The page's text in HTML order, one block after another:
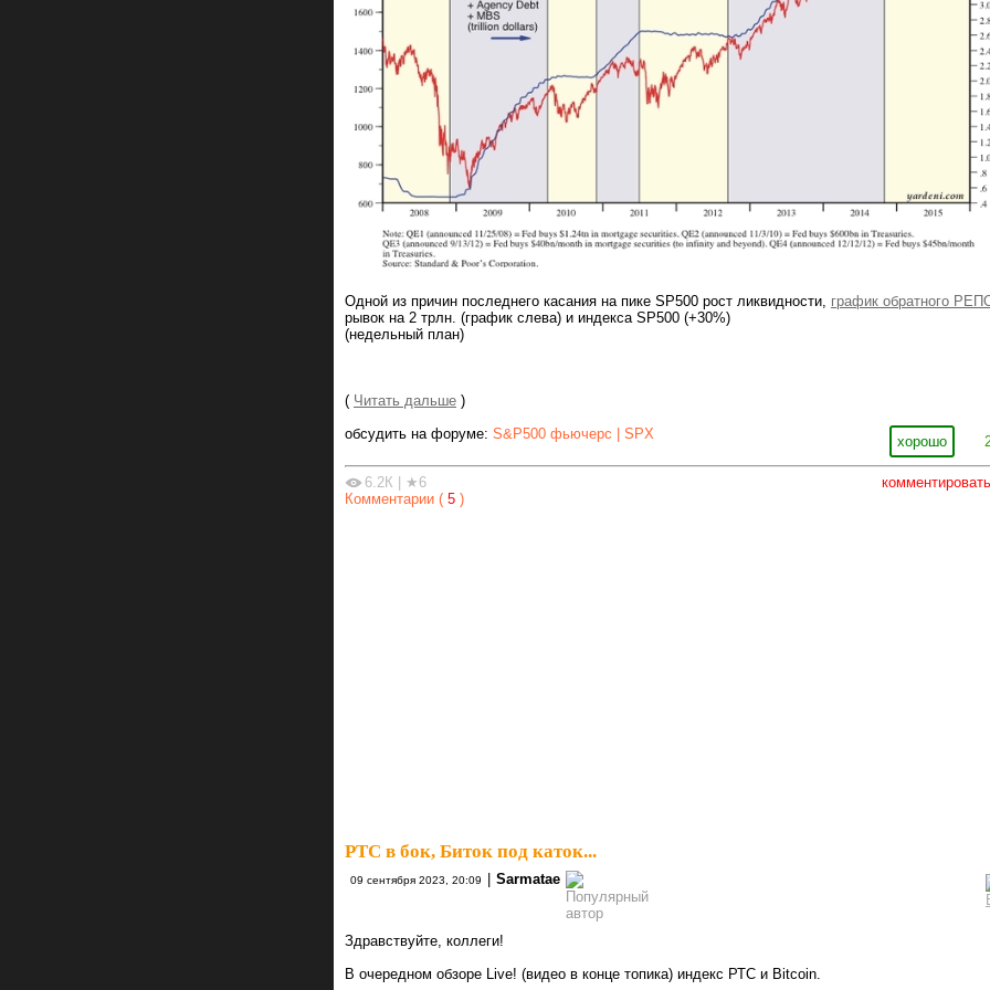
Одной из причин последнего касания на пике SP500 рост ликвидности, график обратного
рывок на 2 трлн. (график слева) и индекса SP500 (+30%)
(недельный план)
( Читать дальше )
хорошо
обсудить на форуме: S&P500 фьючерс | SPX
комментировать
6.2К
★6
Комментарии ( 5 )
РТС в бок, Биток под каток...
09 сентября 2023, 20:09 Sarmatae
Здравствуйте, коллеги!
В очередном обзоре Live! (видео в конце топика) индекс РТС и Bitcoin.